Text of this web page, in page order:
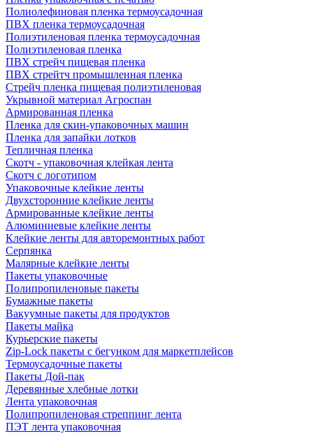
Полиолефиновая пленка термоусадочная
ПВХ пленка термоусадочная
Полиэтиленовая пленка термоусадочная
Полиэтиленовая пленка
ПВХ стрейч пищевая пленка
ПВХ стрейтч промышленная пленка
Стрейч пленка пищевая полиэтиленовая
Укрывной материал Агроспан
Армированная пленка
Пленка для скин-упаковочных машин
Пленка для запайки лотков
Тепличная пленка
Скотч - упаковочная клейкая лента
Скотч с логотипом
Упаковочные клейкие ленты
Двухсторонние клейкие ленты
Армированные клейкие ленты
Алюминиевые клейкие ленты
Клейкие ленты для авторемонтных работ
Серпянка
Малярные клейкие ленты
Пакеты упаковочные
Полипропиленовые пакеты
Бумажные пакеты
Вакуумные пакеты для продуктов
Пакеты майка
Курьерские пакеты
Zip-Lock пакеты с бегунком для маркетплейсов
Термоусадочные пакеты
Пакеты Дой-пак
Деревянные хлебные лотки
Лента упаковочная
Полипропиленовая стреппинг лента
ПЭТ лента упаковочная